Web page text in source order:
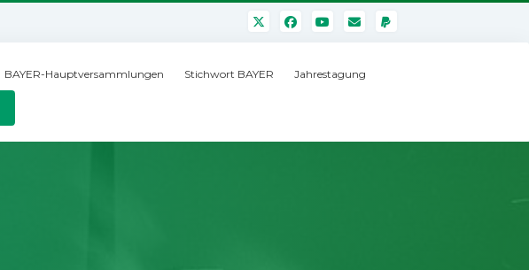
BAYER-Hauptversammlungen Stichwort BAYER Jahrestagung